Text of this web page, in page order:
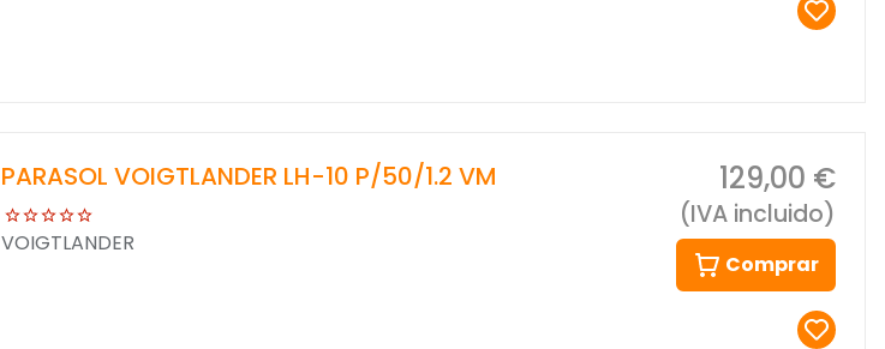
PARASOL VOIGTLANDER LH-10 P/50/1.2 VM
VOIGTLANDER
129,00 €
(IVA incluido)
Comprar